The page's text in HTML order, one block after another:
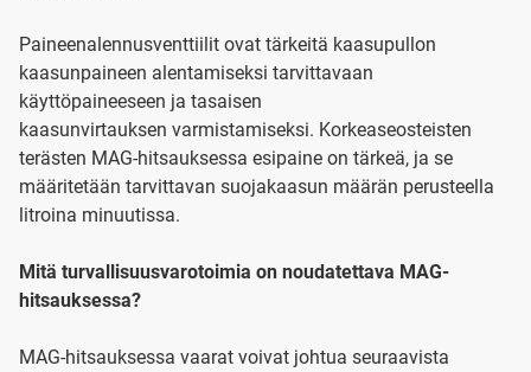
Paineenalennusventtiilit ovat tärkeitä kaasupullon
kaasunpaineen alentamiseksi tarvittavaan
käyttöpaineeseen ja tasaisen
kaasunvirtauksen varmistamiseksi. Korkeaseosteisten
terästen MAG-hitsauksessa esipaine on tärkeä, ja se
määritetään tarvittavan suojakaasun määrän perusteella
litroina minuutissa.
Mitä turvallisuusvarotoimia on noudatettava MAG-
hitsauksessa?
MAG-hitsauksessa vaarat voivat johtua seuraavista